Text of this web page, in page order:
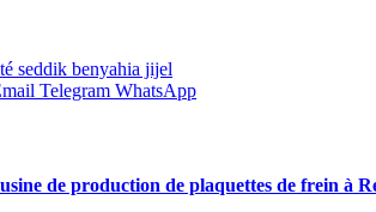
seddik benyahia jijel
Telegram WhatsApp
de production de plaquettes de frein à